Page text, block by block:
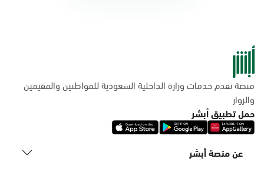
منصة تقدم خدمات وزارة الداخلية السعودية للمواطنين والمقيمين
والزوار
حمل تطبيق أبشر
عن منصة أبشر